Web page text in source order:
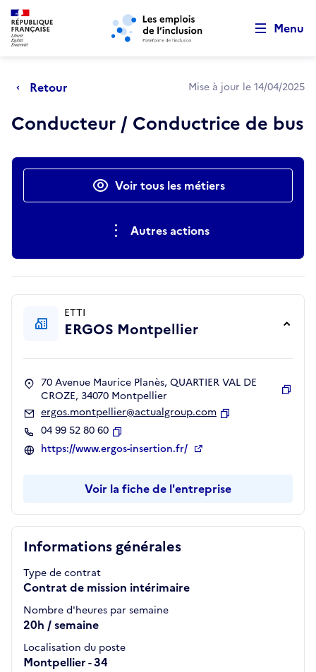
Aller au menu principal Aller au contenu principal
Menu
Retour Mise à jour le 14/04/2025
Conducteur / Conductrice de bus
Actions rapidesVoir tous les métiers
Autres actions
Informations générales
Type de contrat
Contrat de mission intérimaire
Nombre d'heures par semaine
20h / semaine
Localisation du poste
Montpellier - 34
ETTI
ERGOS Montpellier
70 Avenue Maurice Planès, QUARTIER VAL DE
CROZE, 34070 Montpellier
ergos.montpellier@actualgroup.com
04 99 52 80 60
Copier
https://www.ergos-insertion.fr/
Voir la fiche de l'entreprise
Retour au début de la page
Panneau de gestion des cookies